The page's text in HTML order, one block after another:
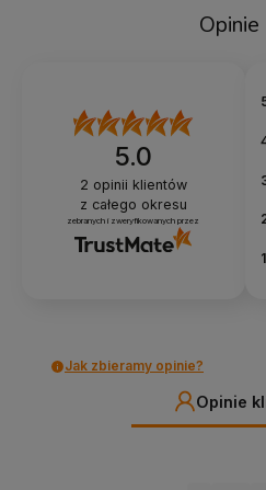
Opinie
5.0
2 opinii klientów
z całego okresu
zebranych i zweryfikowanych przez
1
Jak zbieramy opinie?
Opinie